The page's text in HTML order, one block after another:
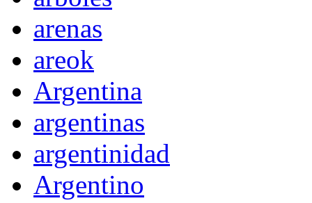
arenas
areok
Argentina
argentinas
argentinidad
Argentino